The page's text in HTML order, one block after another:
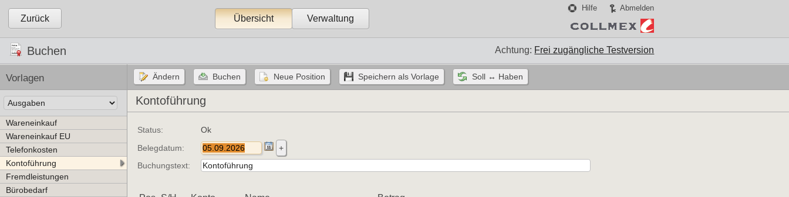
Zurück Übersicht Verwaltung
Hilfe Abmelden
Buchen Achtung: Frei zugängliche Testversion
Vorlagen
Wareneinkauf
Wareneinkauf EU
Telefonkosten
Kontoführung
Fremdleistungen
Bürobedarf
Kontoführung
Status:
Ok
Belegdatum:
Buchungstext: